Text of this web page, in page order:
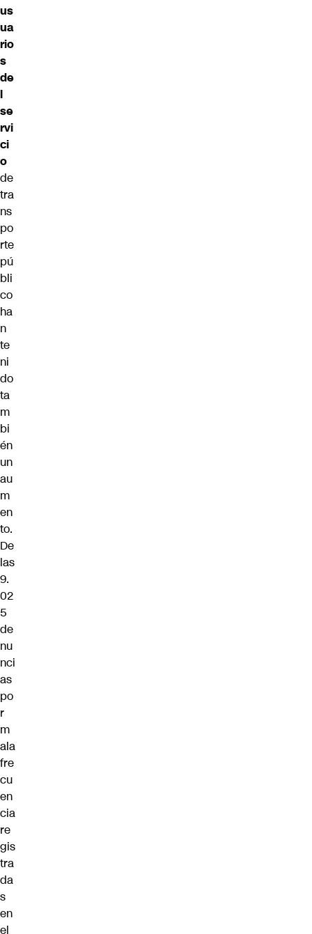
us
ua
rio
s
de
l
se
rvi
ci
o
de
tra
ns
po
rte
pú
bli
co
ha
n
te
ni
do
ta
m
bi
én
un
au
m
en
to.
De
las
9.
02
5
de
nu
nci
as
po
r
m
ala
fre
cu
en
cia
re
gis
tra
da
s
en
el